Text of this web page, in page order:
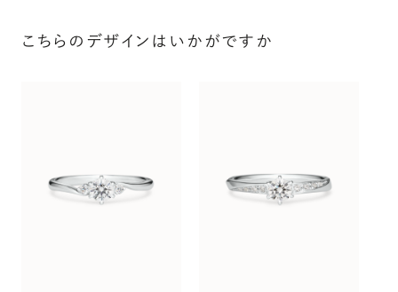
こちらのデザインはいかがですか